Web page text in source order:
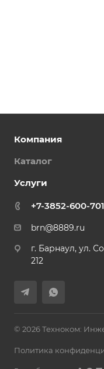
Компания
Каталог
Услуги
+7-3852-600-701
brn@8889.ru
г. Барнаул, ул.
212
© 2026 Техноком:
Политика